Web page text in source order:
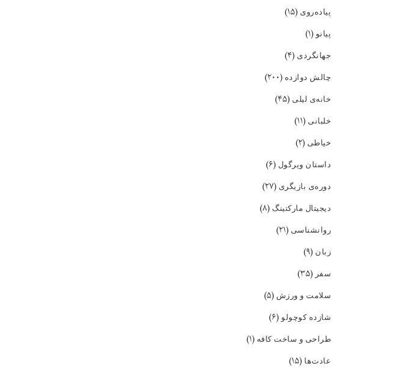
پیاده‌روی (۱۵)
پیانو(۱)
جهانگردی (۴)
چالش دوازده (۲۰۰)
خانه‌ی لیلی (۴۵)
خلبانی (۱۱)
خیاطی (۲)
داستان ویرگول (۶)
دوره‌ی بازیگری (۲۷)
دیجیتال مارکتینگ (۸)
روانشناسی (۲۱)
زبان (۹)
سفر(۳۵)
سلامت و ورزش (۵)
شازده کوچولو(۶)
طراحی و ساخت کافه (۱)
عادت‌ها (۱۵)